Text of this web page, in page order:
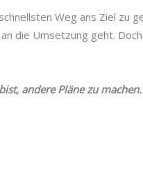
Weg ans Ziel zu
die Umsetzung geht.
andere Pläne zu